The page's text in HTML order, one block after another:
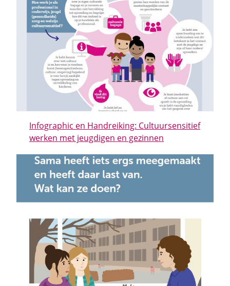
Infographic en Handreiking: Cultuursensitief
werken met jeugdigen en gezinnen